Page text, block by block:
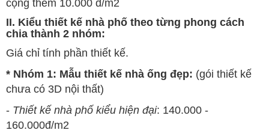
cộng thêm 10.000 đ/m2
II. Kiểu thiết kế nhà phố theo từng phong cách
chia thành 2 nhóm:
Giá chỉ tính phần thiết kế.
* Nhóm 1: Mẫu thiết kế nhà ống đẹp: (gói thiết kế
chưa có 3D nội thất)
- Thiết kế nhà phố kiểu hiện đại: 140.000 -
160.000đ/m2